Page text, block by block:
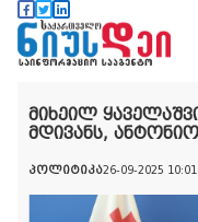
მიხეილ
მდივანს,
პოლიტიკა26-09-2025 10:01